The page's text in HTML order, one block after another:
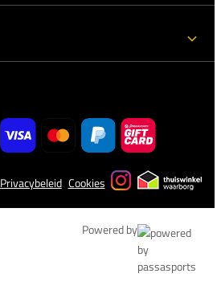
Privacybeleid Cookies
Powered by